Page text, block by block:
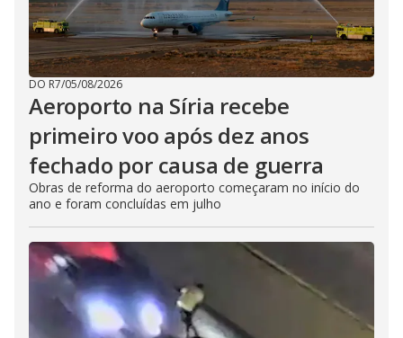
DO R7/05/08/2026
Aeroporto na Síria recebe
primeiro voo após dez anos
fechado por causa de guerra
Obras de reforma do aeroporto começaram no início do
ano e foram concluídas em julho